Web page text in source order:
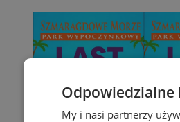
Odpowiedzialne
My i nasi partnerzy